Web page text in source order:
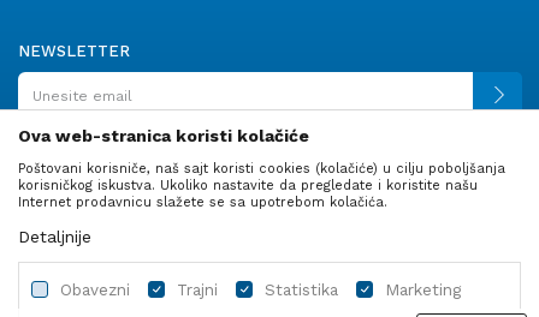
NEWSLETTER
PRATITE NAS
Ova web-stranica koristi kolačiće
Poštovani korisniče, naš sajt koristi cookies (kolačiće) u cilju poboljšanja
korisničkog iskustva. Ukoliko nastavite da pregledate i koristite našu
Internet prodavnicu slažete se sa upotrebom kolačića.
Detaljnije
Obavezni Trajni Statistika Marketing